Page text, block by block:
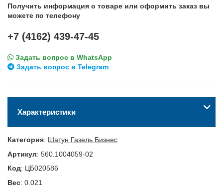
Получить информация о товаре или оформить заказ вы
можете по телефону
+7 (4162) 439-47-45
Задать вопрос в WhatsApp
Задать вопрос в Telegram
Характеристики
Категория: Шатун Газель Бизнес
Артикул: 560.1004059-02
Код: ЦБ020586
Вес: 0.021